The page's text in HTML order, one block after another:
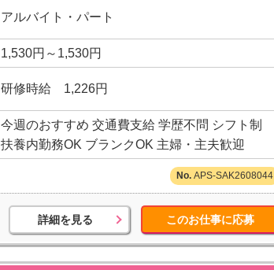
アルバイト・パート
1,530円～1,530円
研修時給 1,226円
今週のおすすめ 交通費支給 学歴不問 シフト制
扶養内勤務OK ブランクOK 主婦・主夫歓迎
APS-SAK2608044
詳細を見る このお仕事に応募